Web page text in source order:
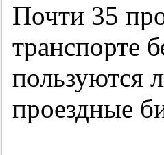
Почти 35
транспорте
пользуются
проездные